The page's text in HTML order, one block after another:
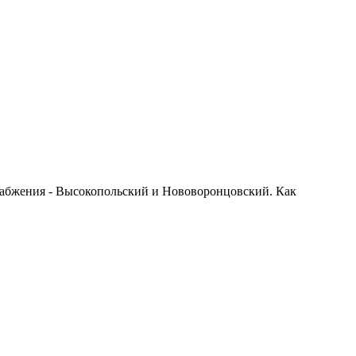
- Высокопольский и Нововоронцовский. Как